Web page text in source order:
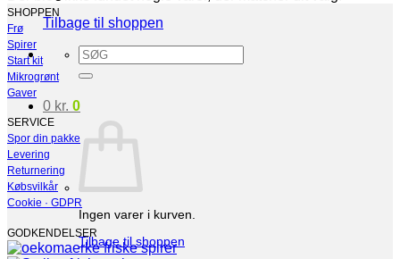
Tilbage til shoppen
Søg
efter:
0 kr. 0
Ingen varer i kurven.
Tilbage til shoppen
SHOPPEN
Frø
Spirer
Start kit
Mikrogrønt
Gaver
SERVICE
Spor din pakke
Levering
Returnering
Købsvilkår
Cookie · GDPR
GODKENDELSER